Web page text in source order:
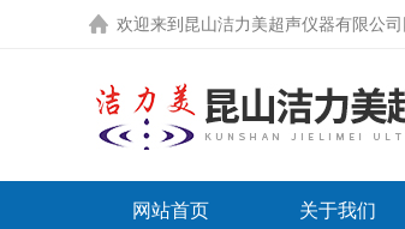
欢迎来到 昆山洁力美超声仪器有限公
网站首页 关于我们